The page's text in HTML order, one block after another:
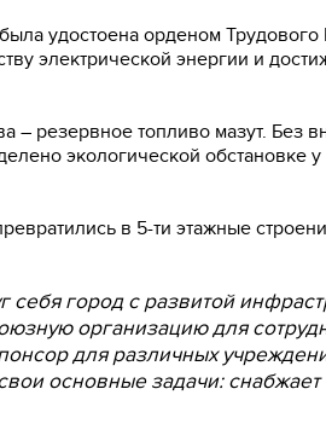
удостоена орденом Трудового
электрической энергии и
– резервное топливо мазут. Без
экологической обстановке у
в 5-ти этажные
город с развитой
организацию для
для различных
основные задачи: